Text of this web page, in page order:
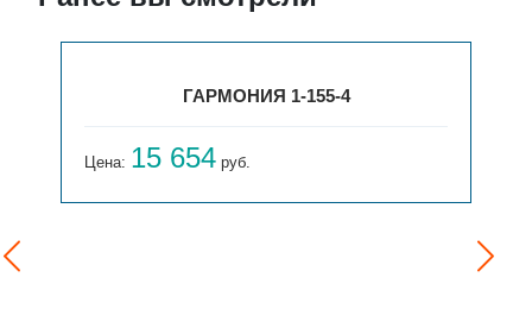
ГАРМОНИЯ 1-155-4
Цена: 15 654 руб.